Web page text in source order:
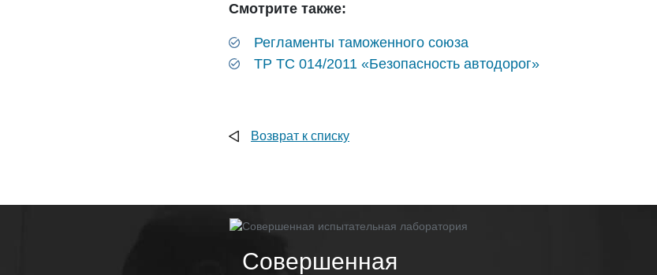
Смотрите также:
Регламенты таможенного союза
ТР ТС 014/2011 «Безопасность автодорог»
Возврат к списку
Совершенная